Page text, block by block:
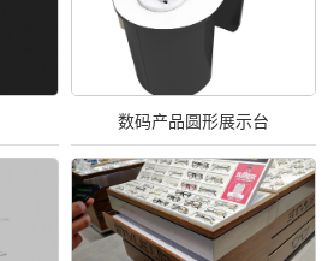
数码产品圆形展示台